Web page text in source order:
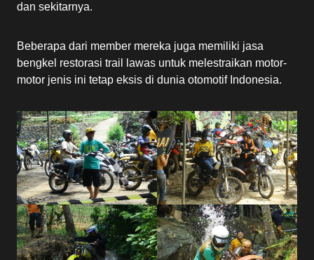
dan sekitarnya.
Beberapa dari member mereka juga memiliki jasa
bengkel restorasi trail lawas untuk melestraikan motor-
motor jenis ini tetap eksis di dunia otomotif Indonesia.